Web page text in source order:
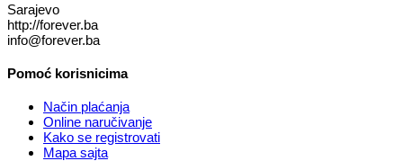
Sarajevo
http://forever.ba
info@forever.ba
Pomoć korisnicima
Način plaćanja
Online naručivanje
Kako se registrovati
Mapa sajta